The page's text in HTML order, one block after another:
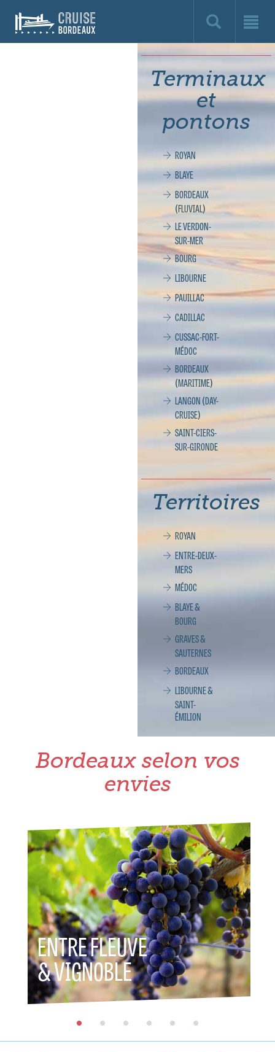
Cruise
Bordeaux,
Terminaux
et
pontons
ROYAN
BLAYE
BORDEAUX
(FLUVIAL)
LE VERDON-
SUR-MER
BOURG
LIBOURNE
PAUILLAC
CADILLAC
CUSSAC-FORT-
MÉDOC
BORDEAUX
(MARITIME)
LANGON (DAY-
CRUISE)
SAINT-CIERS-
SUR-GIRONDE
Territoires
ROYAN
ENTRE-DEUX-
MERS
MÉDOC
BLAYE &
BOURG
GRAVES &
SAUTERNES
BORDEAUX
LIBOURNE &
SAINT-
ÉMILION
Bordeaux selon vos
envies
ENTRE FLEUVE
& VIGNOBLE &